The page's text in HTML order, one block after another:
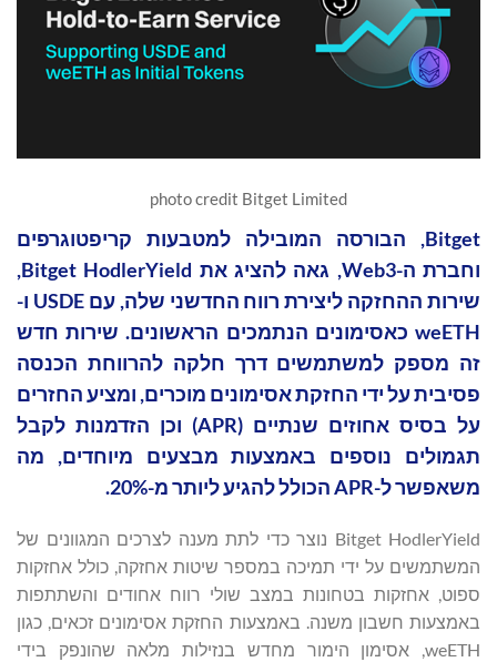
photo credit Bitget Limited
Bitget, הבורסה המובילה למטבעות קריפטוגרפים
וחברת ה-Web3, גאה להציג את Bitget HodlerYield,
שירות ההחזקה ליצירת רווח החדשני שלה, עם USDE ו-
weETH כאסימונים הנתמכים הראשונים. שירות חדש
זה מספק למשתמשים דרך חלקה להרווחת הכנסה
פסיבית על ידי החזקת אסימונים מוכרים, ומציע החזרים
על בסיס אחוזים שנתיים (APR) וכן הזדמנות לקבל
תגמולים נוספים באמצעות מבצעים מיוחדים, מה
משאפשר ל-APR הכולל להגיע ליותר מ-20%.
Bitget HodlerYield נוצר כדי לתת מענה לצרכים המגוונים של
המשתמשים על ידי תמיכה במספר שיטות אחזקה, כולל אחזקות
ספוט, אחזקות בטחונות במצב שולי רווח אחודים והשתתפות
באמצעות חשבון משנה. באמצעות החזקת אסימונים זכאים, כגון
weETH, אסימון הימור מחדש בנזילות מלאה שהונפק בידי